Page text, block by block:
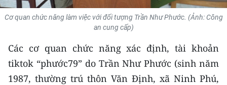
KIỂM CHỨNG THÔNG TIN
TRI THỨC CHUYÊN SÂU
54 DÂN TỘC VIỆT NAM
Cơ quan chức năng làm việc với đối tượng Trần Như Phước. (Ảnh: Công
an cung cấp)
Các cơ quan chức năng xác định, tài khoản
tiktok “phước79” do Trần Như Phước (sinh năm
1987, thường trú thôn Văn Định, xã Ninh Phú,